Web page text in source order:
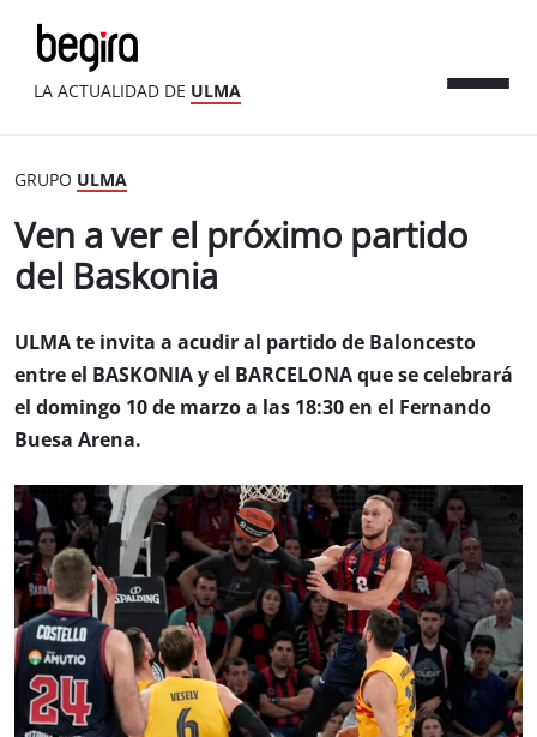
LA ACTUALIDAD DE ULMA
GRUPO ULMA
Ven a ver el próximo partido
del Baskonia
ULMA te invita a acudir al partido de Baloncesto
entre el BASKONIA y el BARCELONA que se celebrará
el domingo 10 de marzo a las 18:30 en el Fernando
Buesa Arena.